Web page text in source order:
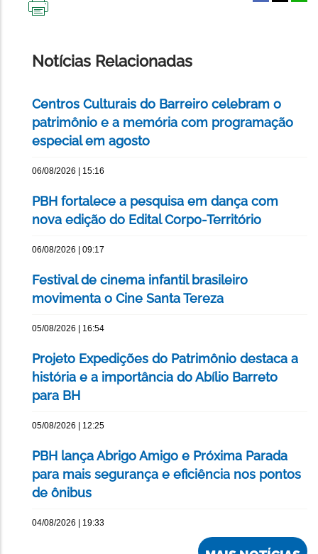
Notícias Relacionadas
Centros Culturais do Barreiro celebram o
patrimônio e a memória com programação
especial em agosto
06/08/2026 | 15:16
PBH fortalece a pesquisa em dança com
nova edição do Edital Corpo-Território
06/08/2026 | 09:17
Festival de cinema infantil brasileiro
movimenta o Cine Santa Tereza
05/08/2026 | 16:54
Projeto Expedições do Patrimônio destaca a
história e a importância do Abílio Barreto
para BH
05/08/2026 | 12:25
PBH lança Abrigo Amigo e Próxima Parada
para mais segurança e eficiência nos pontos
de ônibus
04/08/2026 | 19:33